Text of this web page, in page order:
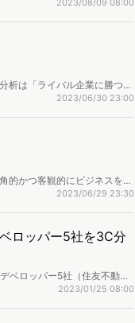
2023/08/09 08:00
析は「ライバル企業に勝つた
要です。本記事では、3C分析
2023/06/30 23:00
的かつ客観的にビジネスを分
ワークを交えて解説します。
2023/06/29 23:30
ロッパー5社を3C分
ベロッパー5社（住友不動
3C分析を行い、各社のコアユ
2023/01/25 08:00